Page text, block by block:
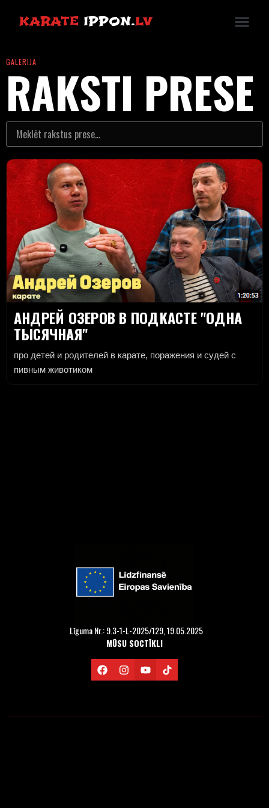
KARATE IPPON.LV
GALERIJA
RAKSTI PRESE
АНДРЕЙ ОЗЕРОВ В ПОДКАСТЕ "ОДНА
ТЫСЯЧНАЯ"
про детей и родителей в карате, поражения и судей с
пивным животиком
Līguma Nr.: 9.3-1-L-2025/129, 19.05.2025
MŪSU SOCTĪKLI